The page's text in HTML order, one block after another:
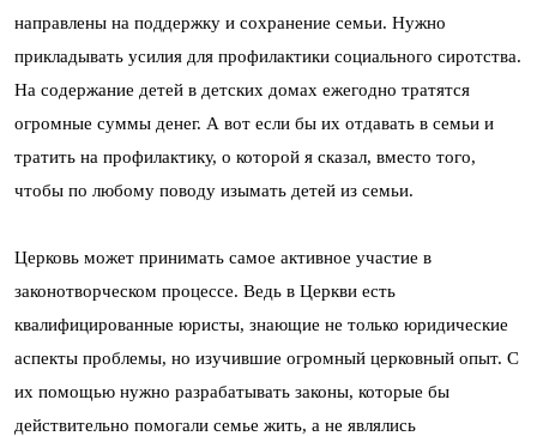
направлены на поддержку и сохранение семьи. Нужно
прикладывать усилия для профилактики социального сиротства.
На содержание детей в детских домах ежегодно тратятся
огромные суммы денег. А вот если бы их отдавать в семьи и
тратить на профилактику, о которой я сказал, вместо того,
чтобы по любому поводу изымать детей из семьи.
Церковь может принимать самое активное участие в
законотворческом процессе. Ведь в Церкви есть
квалифицированные юристы, знающие не только юридические
аспекты проблемы, но изучившие огромный церковный опыт. С
их помощью нужно разрабатывать законы, которые бы
действительно помогали семье жить, а не являлись